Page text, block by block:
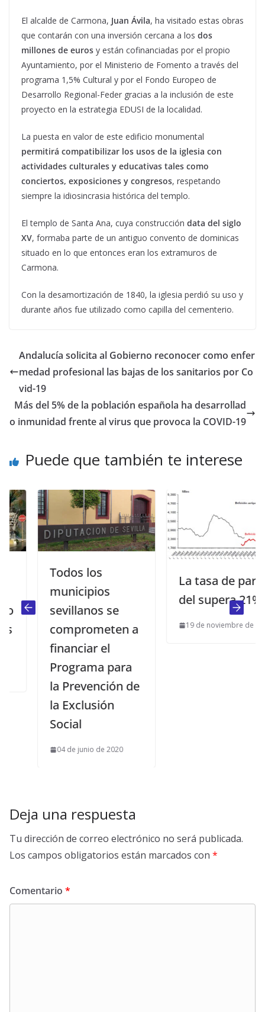
El alcalde de Carmona, Juan Ávila, ha visitado estas obras
que contarán con una inversión cercana a los dos
millones de euros y están cofinanciadas por el propio
Ayuntamiento, por el Ministerio de Fomento a través del
programa 1,5% Cultural y por el Fondo Europeo de
Desarrollo Regional-Feder gracias a la inclusión de este
proyecto en la estrategia EDUSI de la localidad.
La puesta en valor de este edificio monumental
permitirá compatibilizar los usos de la iglesia con
actividades culturales y educativas tales como
conciertos, exposiciones y congresos, respetando
siempre la idiosincrasia histórica del templo.
El templo de Santa Ana, cuya construcción data del siglo
XV, formaba parte de un antiguo convento de dominicas
situado en lo que entonces eran los extramuros de
Carmona.
Con la desamortización de 1840, la iglesia perdió su uso y
durante años fue utilizado como capilla del cementerio.
Andalucía solicita al Gobierno reconocer como enfer
medad profesional las bajas de los sanitarios por Co
vid-19
Más del 5% de la población española ha desarrollad
o inmunidad frente al virus que provoca la COVID-19
Puede que también te interese
Todos los
municipios
sevillanos se
comprometen a
financiar el
Programa para
la Prevención de
la Exclusión
Social
04 de junio de 2020
La tasa de paro
del supera 21%
19 de noviembre de 2011
Deja una respuesta
Tu dirección de correo electrónico no será publicada.
Los campos obligatorios están marcados con *
Comentario *